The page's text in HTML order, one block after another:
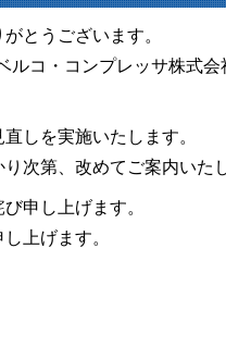
とうございます。
ルコ・コンプレッサ株式
しを実施いたします。
次第、改めてご案内いた
申し上げます。
上げます。